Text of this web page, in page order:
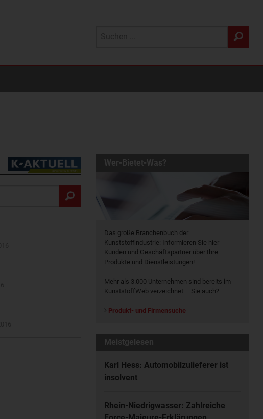
Wer-Bietet-Was?
Das große Branchenbuch der
Kunststoffindustrie: Informieren Sie hier
Kunden und Geschäftspartner über Ihre
Produkte und Dienstleistungen!
Mehr als 3.000 Unternehmen sind bereits im
KunststoffWeb verzeichnet – Sie auch?
Produkt- und Firmensuche
Meistgelesen
Karl Hess: Automobilzulieferer ist
insolvent
Rhein-Niedrigwasser: Zahlreiche